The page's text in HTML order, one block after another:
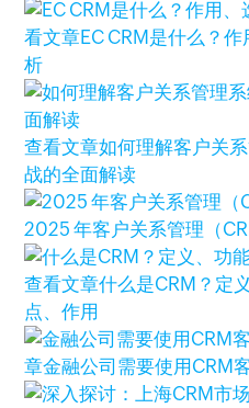
看文章EC CRM是什么？
析
查看文章如何理解客户关
战的全面解读
2025 年客户关系管理（
查看文章什么是CRM？定
点、作用
章金融公司需要使用CRM